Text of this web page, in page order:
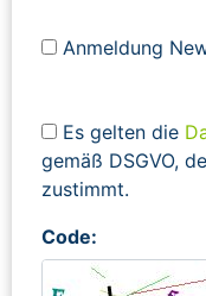
Anmeldung
Es gelten die
gemäß DSGVO,
zustimmt.
Code: